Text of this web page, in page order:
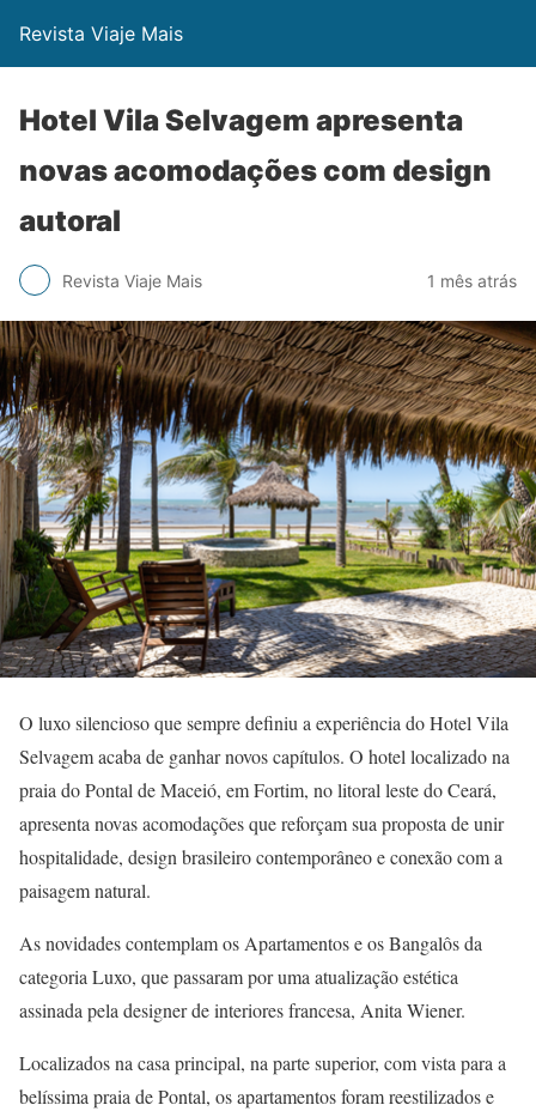
Revista Viaje Mais
Hotel Vila Selvagem apresenta
novas acomodações com design
autoral
Revista Viaje Mais 1 mês atrás
O luxo silencioso que sempre definiu a experiência do Hotel Vila
Selvagem acaba de ganhar novos capítulos. O hotel localizado na
praia do Pontal de Maceió, em Fortim, no litoral leste do Ceará,
apresenta novas acomodações que reforçam sua proposta de unir
hospitalidade, design brasileiro contemporâneo e conexão com a
paisagem natural.
As novidades contemplam os Apartamentos e os Bangalôs da
categoria Luxo, que passaram por uma atualização estética
assinada pela designer de interiores francesa, Anita Wiener.
Localizados na casa principal, na parte superior, com vista para a
belíssima praia de Pontal, os apartamentos foram reestilizados e